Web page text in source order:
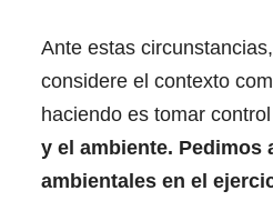
Ante estas
considere el contexto
haciendo es tomar
y el ambiente. Pedimos
ambientales en el